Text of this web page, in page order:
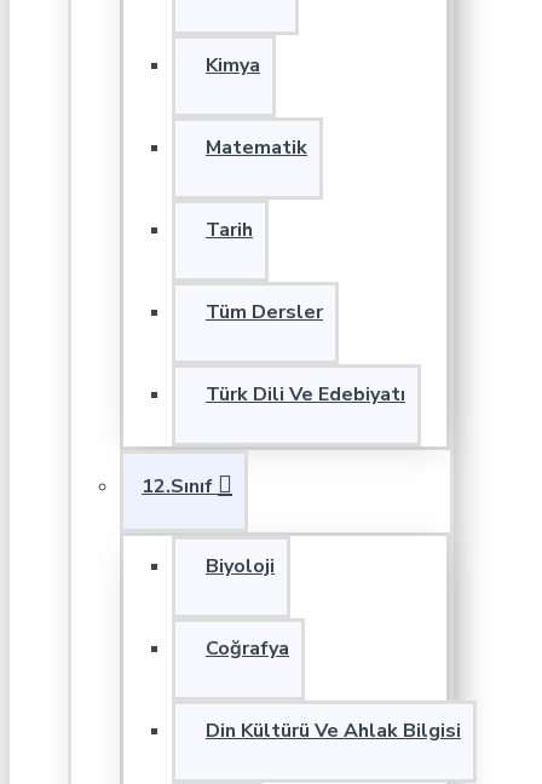
Kimya
Matematik
Tarih
Tüm Dersler
Türk Dili Ve Edebiyatı
12.Sınıf
Biyoloji
Coğrafya
Din Kültürü Ve Ahlak Bilgisi